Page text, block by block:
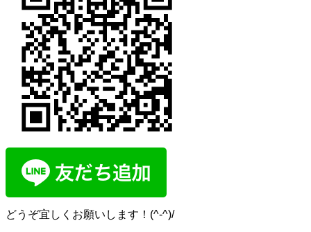
どうぞ宜しくお願いします！(^-^)/